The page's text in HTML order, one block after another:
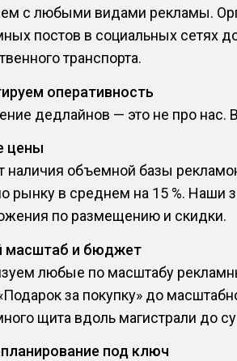
с любыми видами рекламы.
постов в социальных сетях
транспорта.
оперативность
дедлайнов — это не про нас.
цены
наличия объемной базы
рынку в среднем на 15 %. Наши
по размещению и скидки.
масштаб и бюджет
любые по масштабу
за покупку» до
щита вдоль магистрали до
под ключ